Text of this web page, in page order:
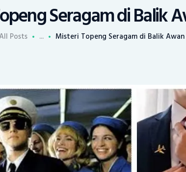
Seragam di Balik
Posts ... Misteri Topeng Seragam di Balik Awan